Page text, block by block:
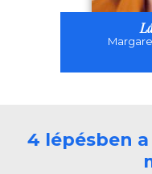
4 lépésben